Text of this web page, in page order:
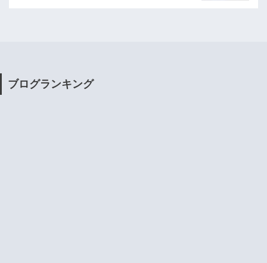
ブログランキング